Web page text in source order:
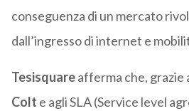
conseguenza di un mercato
dall’ingresso di internet e
Tesisquareafferma che, grazie
Colt e agli SLA (Service level